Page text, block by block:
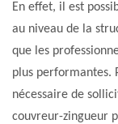
En effet, il est
au niveau de la
que les
plus performantes.
nécessaire de
couvreur-zingueur